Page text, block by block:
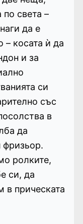
света –
да е
– косата ѝ да
и за
си
със
в
да
фризьор.
ролките,
си, да
в прическата